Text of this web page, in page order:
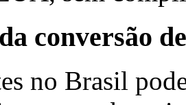
conversão
no Brasil